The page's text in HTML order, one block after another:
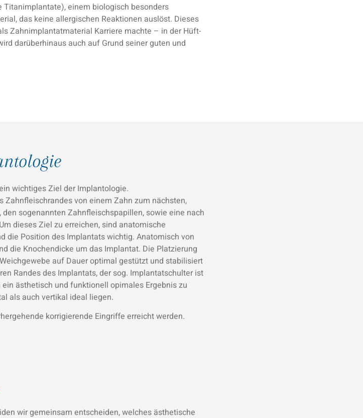
einem biologisch besonders
das keine allergischen Reaktionen auslöst. Dieses
Zahnimplantatmaterial Karriere machte – in der Hüft-
darüberhinaus auch auf Grund seiner guten und
wichtiges Ziel der Implantologie.
Zahnfleischrandes von einem Zahn zum nächsten,
sogenannten Zahnfleischspapillen, sowie eine nach
dieses Ziel zu erreichen, sind anatomische
die Position des Implantats wichtig. Anatomisch von
die Knochendicke um das Implantat. Die Platzierung
auf Dauer optimal gestützt und stabilisiert
Randes des Implantats, der sog. Implantatschulter ist
ästhetisch und funktionell opimales Ergebnis zu
als auch vertikal ideal liegen.
korrigierende Eingriffe erreicht werden.
wir gemeinsam entscheiden, welches ästhetische